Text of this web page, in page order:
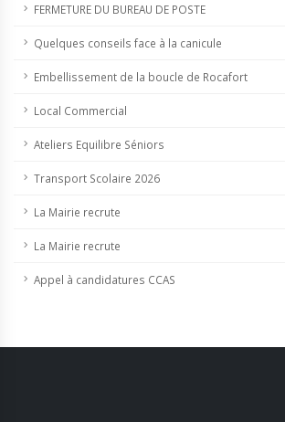
FERMETURE DU BUREAU DE POSTE
Quelques conseils face à la canicule
Embellissement de la boucle de Rocafort
Local Commercial
Ateliers Equilibre Séniors
Transport Scolaire 2026
La Mairie recrute
La Mairie recrute
Appel à candidatures CCAS